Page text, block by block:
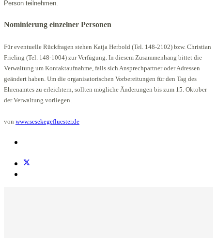
Person teilnehmen.
Nominierung einzelner Personen
Für eventuelle Rückfragen stehen Katja Herbold (Tel. 148-2102) bzw. Christian
Frieling (Tel. 148-1004) zur Verfügung. In diesem Zusammenhang bittet die
Verwaltung um Kontaktaufnahme, falls sich Ansprechpartner oder Adressen
geändert haben. Um die organisatorischen Vorbereitungen für den Tag des
Ehrenamtes zu erleichtern, sollten mögliche Änderungen bis zum 15. Oktober
der Verwaltung vorliegen.
von www.sesekegefluester.de